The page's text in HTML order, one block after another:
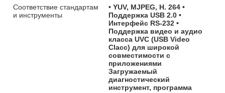
Соответствие стандартам
и инструменты
• YUV, MJPEG, H. 264 •
Поддержка USB 2.0 •
Интерфейс RS-232 •
Поддержка видео и аудио
класса UVC (USB Video
Clacc) для широкой
совместимости с
приложениями
Загружаемый
диагностический
инструмент, программа